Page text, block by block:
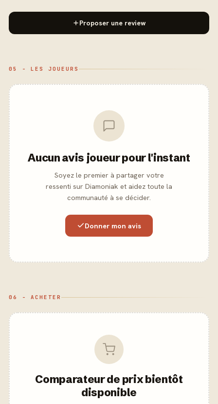
Proposer une review
05 - LES JOUEURS
Aucun avis joueur pour l'instant
Soyez le premier à partager votre
ressenti sur Diamoniak et aidez toute la
communauté à se décider.
Donner mon avis
06 - ACHETER
Comparateur de prix bientôt
disponible